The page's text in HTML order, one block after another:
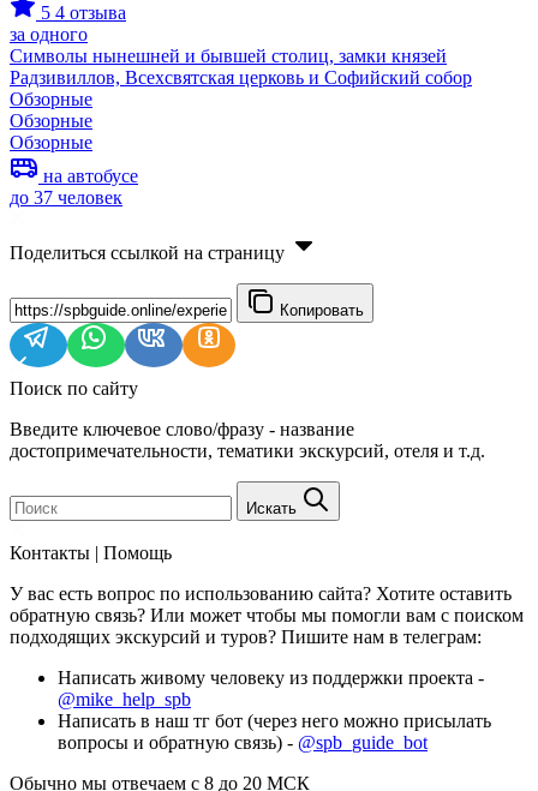
5 4 отзыва
за одного
Символы нынешней и бывшей столиц, замки князей
Радзивиллов, Всехсвятская церковь и Софийский собор
Обзорные
Обзорные
Обзорные
на автобусе
до 37 человек
Поделиться ссылкой на страницу
Копировать
Поиск по сайту
Введите ключевое слово/фразу - название
достопримечательности, тематики экскурсий, отеля и т.д.
Искать
Контакты | Помощь
У вас есть вопрос по использованию сайта? Хотите оставить
обратную связь? Или может чтобы мы помогли вам с поиском
подходящих экскурсий и туров? Пишите нам в телеграм:
Написать живому человеку из поддержки проекта -
@mike_help_spb
Написать в наш тг бот (через него можно присылать
вопросы и обратную связь) - @spb_guide_bot
Обычно мы отвечаем с 8 до 20 МСК